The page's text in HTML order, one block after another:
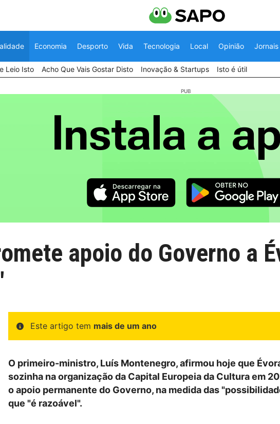
Economia Desporto Vida Tecnologia Local Opinião Jornais
Leio Isto Acho Que Vais Gostar Disto Inovação & Startups Isto é útil
apoio do Governo a
Este artigo tem mais de um ano
O primeiro-ministro, Luís Montenegro, afirmou hoje que
sozinha na organização da Capital Europeia da Cultura em
o apoio permanente do Governo, na medida das
que "é razoável".